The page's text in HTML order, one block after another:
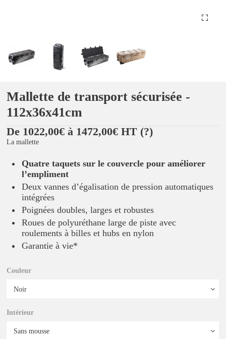
Mallette de transport sécurisée -
112x36x41cm
De 1022,00€ à 1472,00€ HT (?)
La mallette
Quatre taquets sur le couvercle pour améliorer
l’empliment
Deux vannes d’égalisation de pression automatiques
intégrées
Poignées doubles, larges et robustes
Roues de polyuréthane large de piste avec
roulements à billes et hubs en nylon
Garantie à vie*
Couleur
Intérieur